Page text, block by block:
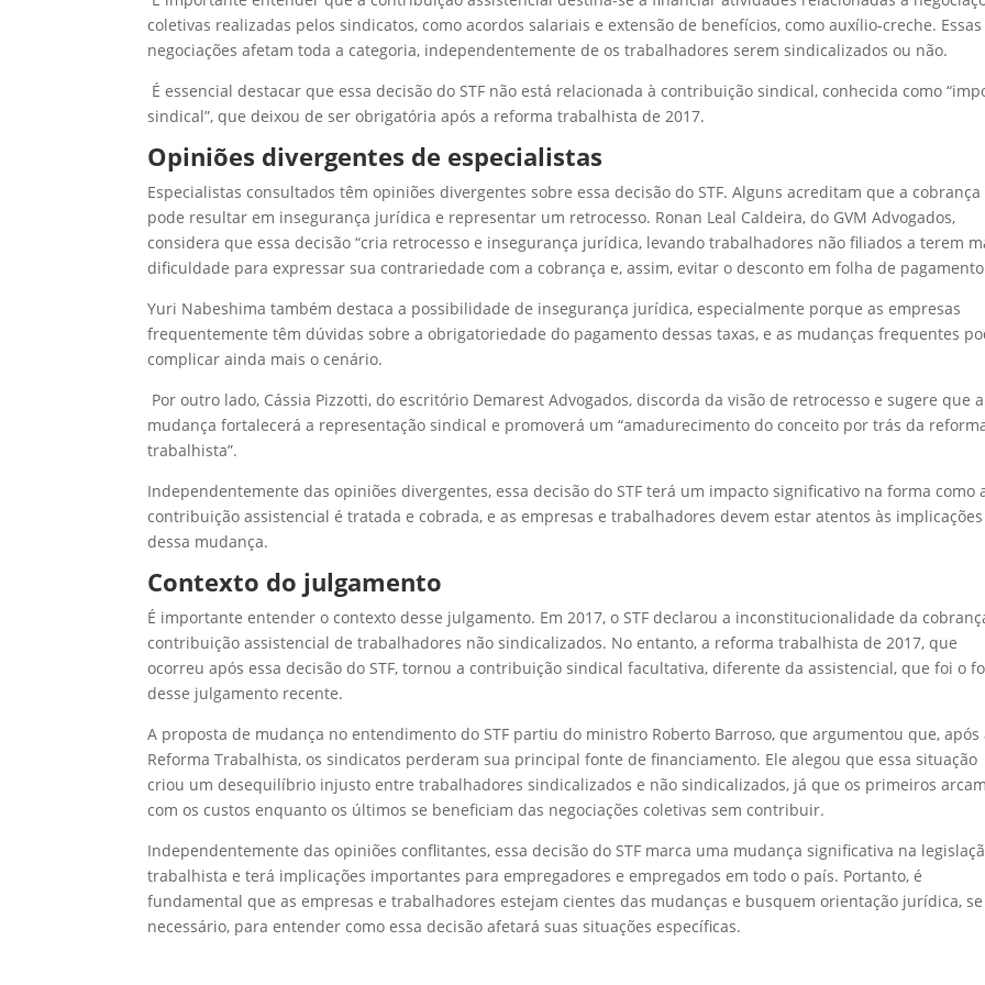
coletivas realizadas pelos sindicatos, como acordos salariais e extensão de benefícios, como auxílio-creche. Essas
negociações afetam toda a categoria, independentemente de os trabalhadores serem sindicalizados ou não.
É essencial destacar que essa decisão do STF não está relacionada à contribuição sindical, conhecida como
sindical”, que deixou de ser obrigatória após a reforma trabalhista de 2017.
Opiniões divergentes de especialistas
Especialistas consultados têm opiniões divergentes sobre essa decisão do STF. Alguns acreditam que a cobrança
pode resultar em insegurança jurídica e representar um retrocesso. Ronan Leal Caldeira, do GVM Advogados,
considera que essa decisão “cria retrocesso e insegurança jurídica, levando trabalhadores não filiados a terem
dificuldade para expressar sua contrariedade com a cobrança e, assim, evitar o desconto em folha de
Yuri Nabeshima também destaca a possibilidade de insegurança jurídica, especialmente porque as empresas
frequentemente têm dúvidas sobre a obrigatoriedade do pagamento dessas taxas, e as mudanças frequentes
complicar ainda mais o cenário.
Por outro lado, Cássia Pizzotti, do escritório Demarest Advogados, discorda da visão de retrocesso e sugere que a
mudança fortalecerá a representação sindical e promoverá um “amadurecimento do conceito por trás da
trabalhista”.
Independentemente das opiniões divergentes, essa decisão do STF terá um impacto significativo na forma como
contribuição assistencial é tratada e cobrada, e as empresas e trabalhadores devem estar atentos às implicações
dessa mudança.
Contexto do julgamento
É importante entender o contexto desse julgamento. Em 2017, o STF declarou a inconstitucionalidade da
contribuição assistencial de trabalhadores não sindicalizados. No entanto, a reforma trabalhista de 2017, que
ocorreu após essa decisão do STF, tornou a contribuição sindical facultativa, diferente da assistencial, que foi o
desse julgamento recente.
A proposta de mudança no entendimento do STF partiu do ministro Roberto Barroso, que argumentou que, após
Reforma Trabalhista, os sindicatos perderam sua principal fonte de financiamento. Ele alegou que essa situação
criou um desequilíbrio injusto entre trabalhadores sindicalizados e não sindicalizados, já que os primeiros arcam
com os custos enquanto os últimos se beneficiam das negociações coletivas sem contribuir.
Independentemente das opiniões conflitantes, essa decisão do STF marca uma mudança significativa na
trabalhista e terá implicações importantes para empregadores e empregados em todo o país. Portanto, é
fundamental que as empresas e trabalhadores estejam cientes das mudanças e busquem orientação jurídica, se
necessário, para entender como essa decisão afetará suas situações específicas.